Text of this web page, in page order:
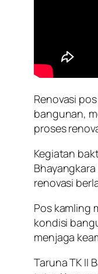
Renovasi
bangunan,
proses
Kegiatan
renovasi
Pos kamling
kondisi
menjaga
Taruna TK II